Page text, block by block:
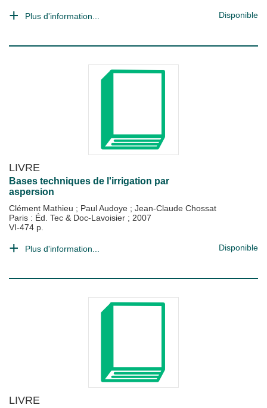
Plus d'information... Disponible
LIVRE
Bases techniques de l'irrigation par
aspersion
Clément Mathieu ; Paul Audoye ; Jean-Claude Chossat
Paris : Éd. Tec & Doc-Lavoisier ; 2007
VI-474 p.
Plus d'information... Disponible
LIVRE